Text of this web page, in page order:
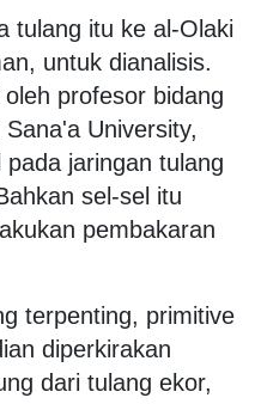
tulang itu ke al-Olaki
untuk dianalisis.
profesor bidang
University,
jaringan tulang
sel-sel itu
pembakaran
terpenting, primitive
diperkirakan
dari tulang ekor,